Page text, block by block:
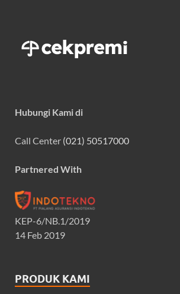
Hubungi Kami di
Call Center (021) 50517000
Partnered With
KEP-6/NB.1/2019
14 Feb 2019
PRODUK KAMI